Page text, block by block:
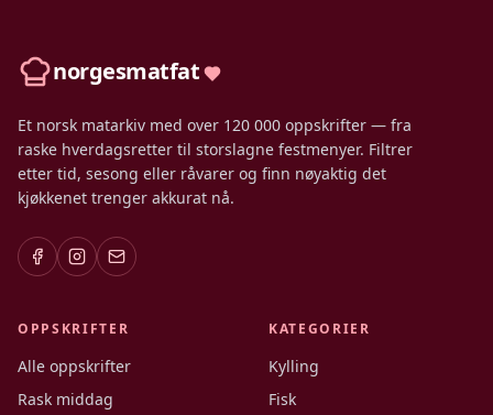
norgesmatfat
Et norsk matarkiv med over 120 000 oppskrifter — fra
raske hverdagsretter til storslagne festmenyer. Filtrer
etter tid, sesong eller råvarer og finn nøyaktig det
kjøkkenet trenger akkurat nå.
OPPSKRIFTER
Alle oppskrifter
Rask middag
KATEGORIER
Kylling
Fisk